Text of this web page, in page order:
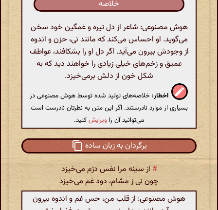
خلاصه
هوش مصنوعی: شاعر از دل تیره و غمگین خود سخن
می‌گوید. او احساس می‌کند که مانند نی، حزن و اندوه
از وجودش بیرون می‌آید. اگر دل او را بشکافند، عواطف
عمیق و زخم‌های خیلی زیادی را خواهند دید که به
شکل خون از دلش برمی‌خیزد.
اخطار: خلاصه‌های تولید شده توسط هوش مصنوعی در
بسیاری از موارد نادرستند. اگر این متن به نظرتان نادرست است
می‌توانید آن را ویرایشکنید.
برگردان به زبان ساده
# از سینه مرا نفس دژم می‌خیزد
چون نی ز مشام، دود غم می‌خیزد
هوش مصنوعی: از قلب من، حس غم و اندوه بیرون